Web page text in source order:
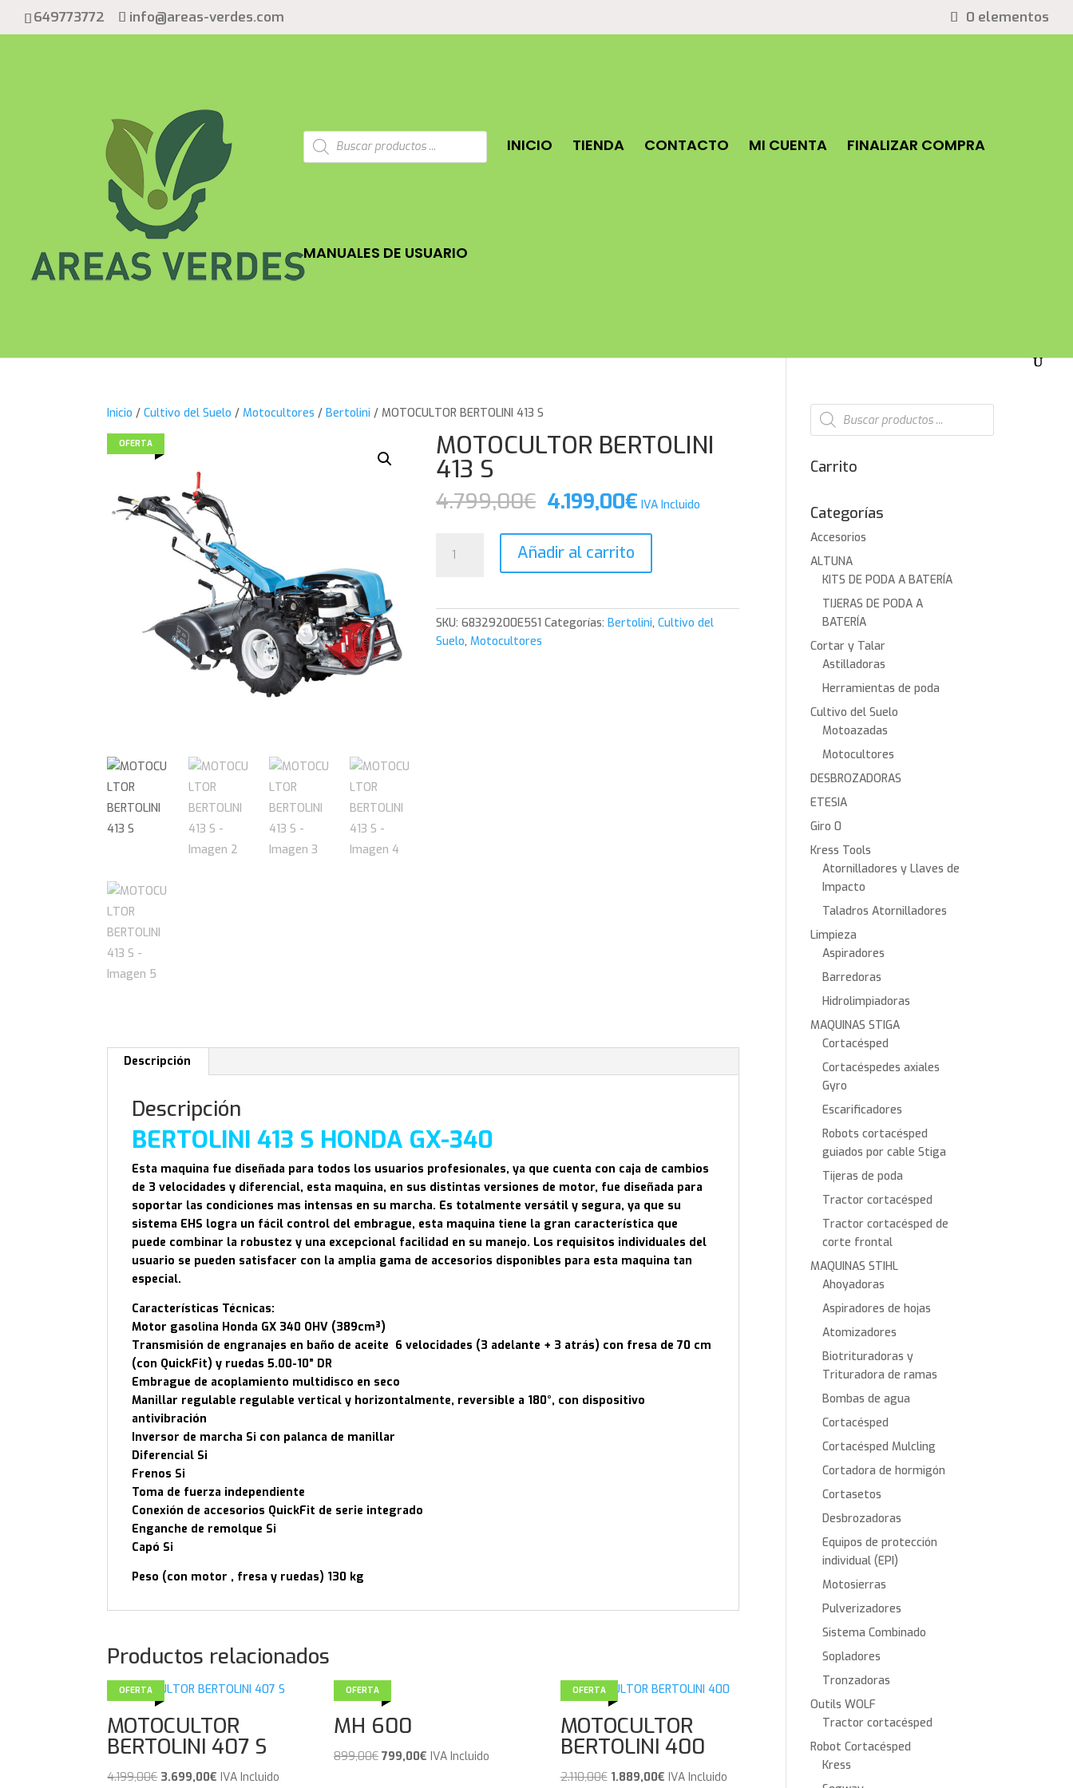
649773772 info@areas-verdes.com 0 elementos
Búsqueda
de
productos
INICIO TIENDA CONTACTO MI CUENTA FINALIZAR COMPRA
MANUALES DE USUARIO
Inicio /Cultivo del Suelo /Motocultores /Bertolini / MOTOCULTOR BERTOLINI 413 S
OFERTA MOTOCULTOR BERTOLINI
413 S
4.799,00€ El
precio
original
era:
4.799,00€.
4.199,00€El
actual
4.199,00€.
IVA Incluido
BERTOLINI
cantidad
Añadir al carrito
SKU:68329200E5S1 Categorías:Bertolini,Cultivo del
Suelo,Motocultores
Descripción
Descripción
BERTOLINI 413 S HONDA GX-340
Esta maquina fue diseñada para todos los usuarios profesionales, ya que cuenta con caja de cambios
de 3 velocidades y diferencial, esta maquina, en sus distintas versiones de motor, fue diseñada para
soportar las condiciones mas intensas en su marcha. Es totalmente versátil y segura, ya que su
sistema EHS logra un fácil control del embrague, esta maquina tiene la gran característica que
puede combinar la robustez y una excepcional facilidad en su manejo. Los requisitos individuales del
usuario se pueden satisfacer con la amplia gama de accesorios disponibles para esta maquina tan
especial.
Características Técnicas:
Motor gasolina Honda GX 340 OHV (389cm³)
Transmisión de engranajes en baño de aceite 6 velocidades (3 adelante + 3 atrás) con fresa de 70 cm
(con QuickFit) y ruedas 5.00-10” DR
Embrague de acoplamiento multidisco en seco
Manillar regulable regulable vertical y horizontalmente, reversible a 180°, con dispositivo
antivibración
Inversor de marcha Si con palanca de manillar
Diferencial Si
Frenos Si
Toma de fuerza independiente
Conexión de accesorios QuickFit de serie integrado
Enganche de remolque Si
Capó Si
Peso (con motor , fresa y ruedas) 130 kg
Productos relacionados
OFERTA
MOTOCULTOR
BERTOLINI 407 S
4.199,00€ El
3.699,00€ El
IVA Incluido
OFERTA
MH 600
899,00€ El
799,00€ElIVA Incluido
OFERTA
MOTOCULTOR
BERTOLINI 400
2.110,00€ El
1.889,00€ElIVA Incluido
Búsqueda
de
productos
Carrito
Categorías
Accesorios
ALTUNA
KITS DE PODA A BATERÍA
TIJERAS DE PODA A
BATERÍA
Cortar y Talar
Astilladoras
Herramientas de poda
Cultivo del Suelo
Motoazadas
Motocultores
DESBROZADORAS
ETESIA
Giro 0
Kress Tools
Atornilladores y Llaves de
Impacto
Taladros Atornilladores
Limpieza
Aspiradores
Barredoras
Hidrolimpiadoras
MAQUINAS STIGA
Cortacésped
Cortacéspedes axiales
Gyro
Escarificadores
Robots cortacésped
guiados por cable Stiga
Tijeras de poda
Tractor cortacésped
Tractor cortacésped de
corte frontal
MAQUINAS STIHL
Ahoyadoras
Aspiradores de hojas
Atomizadores
Biotrituradoras y
Trituradora de ramas
Bombas de agua
Cortacésped
Cortacésped Mulcling
Cortadora de hormigón
Cortasetos
Desbrozadoras
Equipos de protección
individual (EPI)
Motosierras
Pulverizadores
Sistema Combinado
Sopladores
Tronzadoras
Outils WOLF
Tractor cortacésped
Robot Cortacésped
Kress